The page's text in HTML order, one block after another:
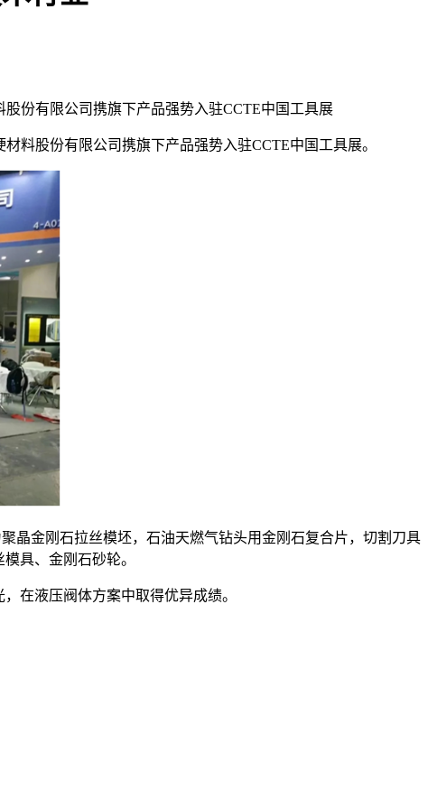
份有限公司携旗下产品强势入驻CCTE中国工具展
料股份有限公司携旗下产品强势入驻CCTE中国工具展。
晶金刚石拉丝模坯，石油天燃气钻头用金刚石复合片，切割刀具
具、金刚石砂轮。
在液压阀体方案中取得优异成绩。